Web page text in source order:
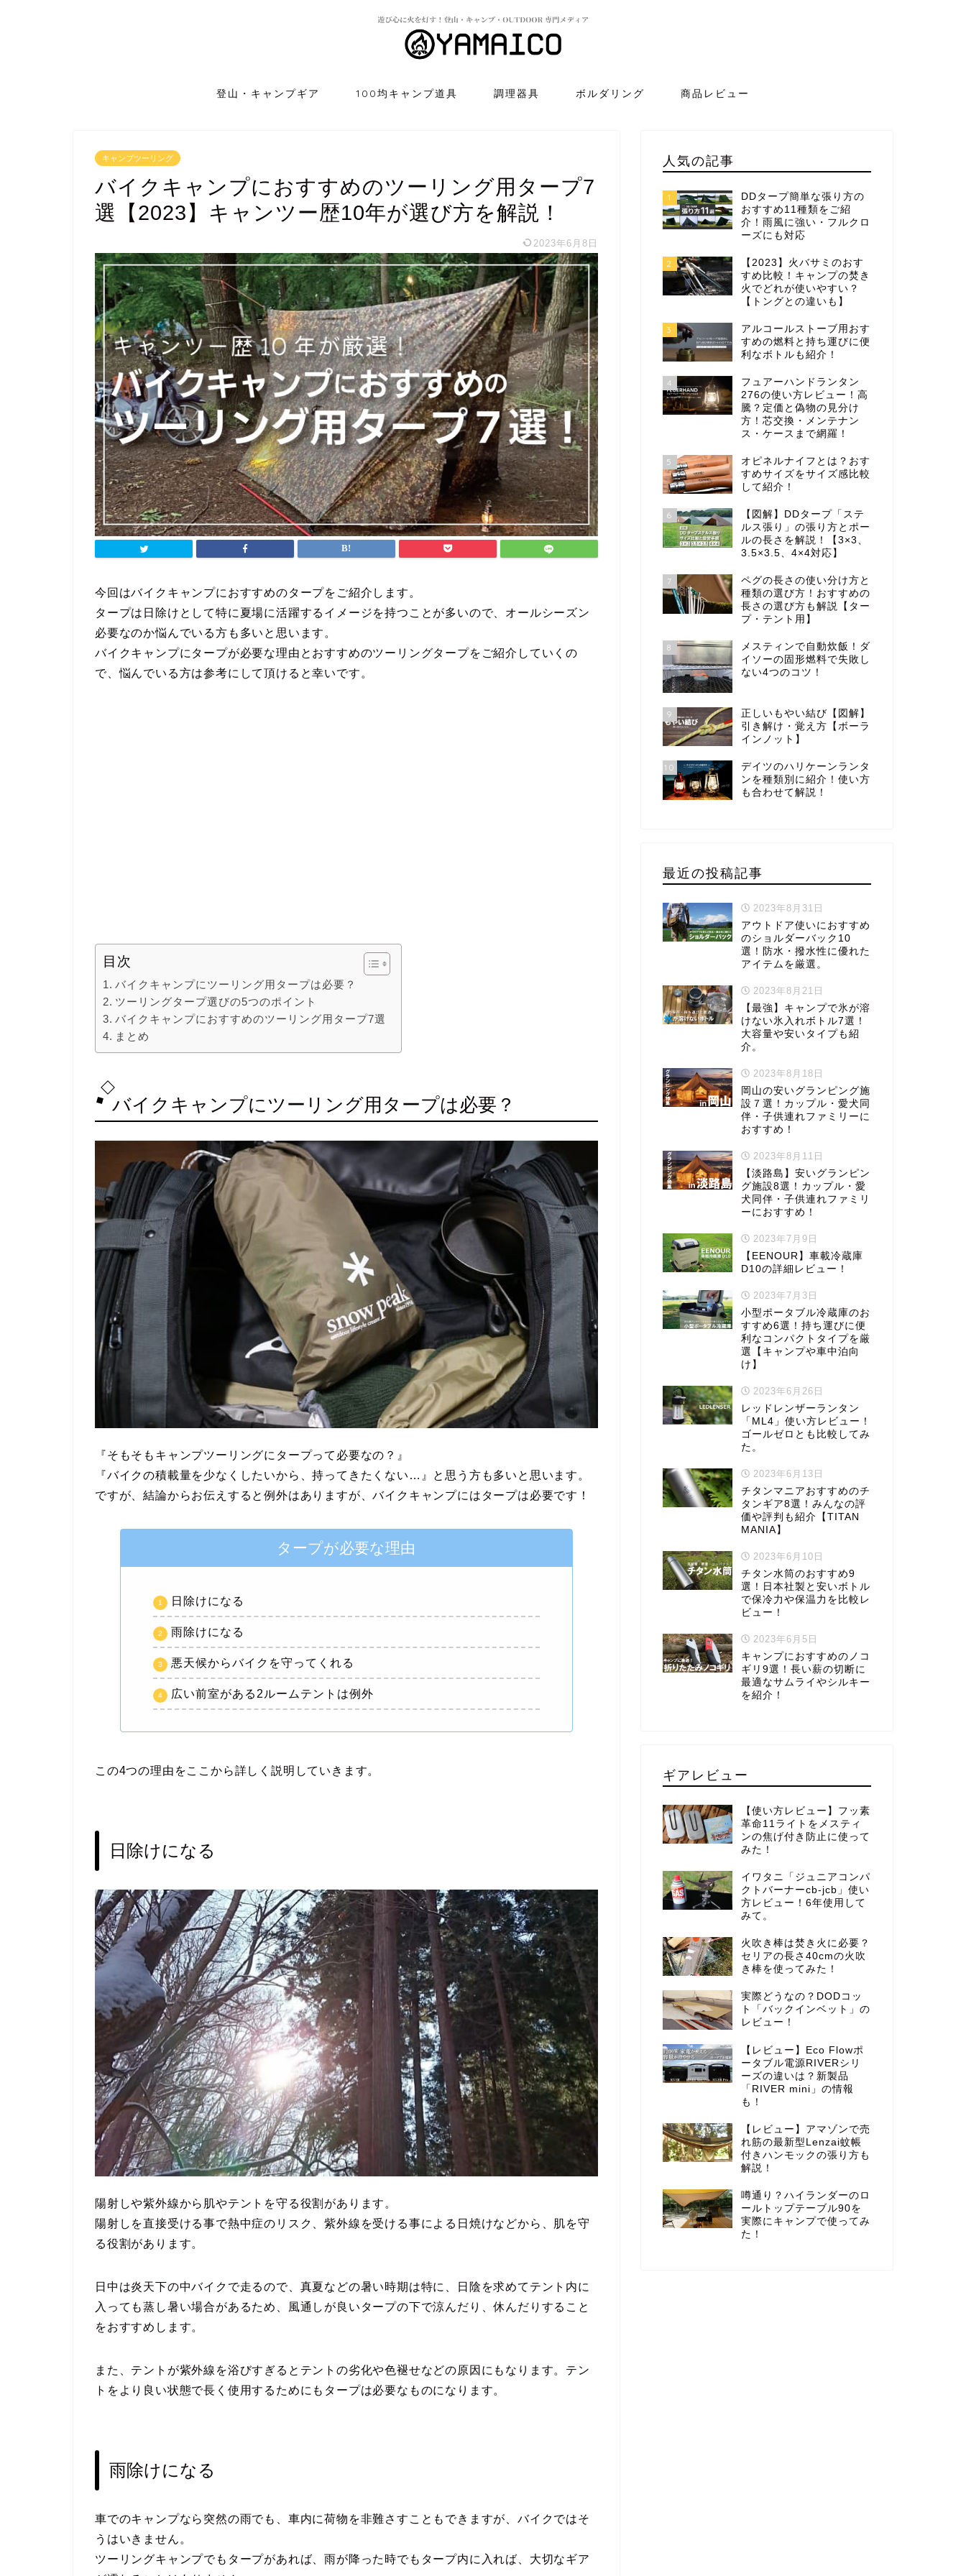
登山・キャンプギア 100均キャンプ道具 調理器具 ボルダリング 商品レビュー
キャンプツーリング
バイクキャンプにおすすめのツーリング用タープ7
選【2023】キャンツー歴10年が選び方を解説！
2023年6月8日
今回はバイクキャンプにおすすめのタープをご紹介します。
タープは日除けとして特に夏場に活躍するイメージを持つことが多いので、オールシーズン
必要なのか悩んでいる方も多いと思います。
バイクキャンプにタープが必要な理由とおすすめのツーリングタープをご紹介していくの
で、悩んでいる方は参考にして頂けると幸いです。
目次
バイクキャンプにツーリング用タープは必要？
ツーリングタープ選びの5つのポイント
バイクキャンプにおすすめのツーリング用タープ7選
まとめ
バイクキャンプにツーリング用タープは必要？
『そもそもキャンプツーリングにタープって必要なの？』
『バイクの積載量を少なくしたいから、持ってきたくない…』と思う方も多いと思います。
ですが、結論からお伝えすると例外はありますが、バイクキャンプにはタープは必要です！
タープが必要な理由
日除けになる
雨除けになる
悪天候からバイクを守ってくれる
広い前室がある2ルームテントは例外
この4つの理由をここから詳しく説明していきます。
日除けになる
陽射しや紫外線から肌やテントを守る役割があります。
陽射しを直接受ける事で熱中症のリスク、紫外線を受ける事による日焼けなどから、肌を守
る役割があります。
日中は炎天下の中バイクで走るので、真夏などの暑い時期は特に、日陰を求めてテント内に
入っても蒸し暑い場合があるため、風通しが良いタープの下で涼んだり、休んだりすること
をおすすめします。
また、テントが紫外線を浴びすぎるとテントの劣化や色褪せなどの原因にもなります。テン
トをより良い状態で長く使用するためにもタープは必要なものになります。
雨除けになる
車でのキャンプなら突然の雨でも、車内に荷物を非難さすこともできますが、バイクではそ
うはいきません。
ツーリングキャンプでもタープがあれば、雨が降った時でもタープ内に入れば、大切なギア
人気の記事
1
DDタープ簡単な張り方の
おすすめ11種類をご紹
介！雨風に強い・フルクロ
ーズにも対応
2
【2023】火バサミのおす
すめ比較！キャンプの焚き
火でどれが使いやすい？
【トングとの違いも】
3
アルコールストーブ用おす
すめの燃料と持ち運びに便
利なボトルも紹介！
4
フュアーハンドランタン
276の使い方レビュー！高
騰？定価と偽物の見分け
方！芯交換・メンテナン
ス・ケースまで網羅！
5
オピネルナイフとは？おす
すめサイズをサイズ感比較
して紹介！
6
【図解】DDタープ「ステ
ルス張り」の張り方とポー
ルの長さを解説！【3×3、
3.5×3.5、4×4対応】
7
ペグの長さの使い分け方と
種類の選び方！おすすめの
長さの選び方も解説【ター
プ・テント用】
8
メスティンで自動炊飯！ダ
イソーの固形燃料で失敗し
ない4つのコツ！
9
正しいもやい結び【図解】
引き解け・覚え方【ボーラ
インノット】
10
デイツのハリケーンランタ
ンを種類別に紹介！使い方
も合わせて解説！
最近の投稿記事
2023年8月31日
アウトドア使いにおすすめ
のショルダーバック10
選！防水・撥水性に優れた
アイテムを厳選。
2023年8月21日
【最強】キャンプで氷が溶
けない氷入れボトル7選！
大容量や安いタイプも紹
介。
2023年8月18日
岡山の安いグランピング施
設７選！カップル・愛犬同
伴・子供連れファミリーに
おすすめ！
2023年8月11日
【淡路島】安いグランピン
グ施設8選！カップル・愛
犬同伴・子供連れファミリ
ーにおすすめ！
2023年7月9日
【EENOUR】車載冷蔵庫
D10の詳細レビュー！
2023年7月3日
小型ポータブル冷蔵庫のお
すすめ6選！持ち運びに便
利なコンパクトタイプを厳
選【キャンプや車中泊向
け】
2023年6月26日
レッドレンザーランタン
「ML4」使い方レビュー！
ゴールゼロとも比較してみ
た。
2023年6月13日
チタンマニアおすすめのチ
タンギア8選！みんなの評
価や評判も紹介【TITAN
MANIA】
2023年6月10日
チタン水筒のおすすめ9
選！日本社製と安いボトル
で保冷力や保温力を比較レ
ビュー！
2023年6月5日
キャンプにおすすめのノコ
ギリ9選！長い薪の切断に
最適なサムライやシルキー
を紹介！
ギアレビュー
【使い方レビュー】フッ素
革命11ライトをメスティ
ンの焦げ付き防止に使って
みた！
イワタニ「ジュニアコンパ
クトバーナーcb-jcb」使い
方レビュー！6年使用して
みて。
火吹き棒は焚き火に必要？
セリアの長さ40cmの火吹
き棒を使ってみた！
実際どうなの？DODコッ
ト「バックインベット」の
レビュー！
【レビュー】Eco Flowポ
ータブル電源RIVERシリ
ーズの違いは？新製品
「RIVER mini」の情報
も！
【レビュー】アマゾンで売
れ筋の最新型Lenzai蚊帳
付きハンモックの張り方も
解説！
噂通り？ハイランダーのロ
ールトップテーブル90を
実際にキャンプで使ってみ
た！